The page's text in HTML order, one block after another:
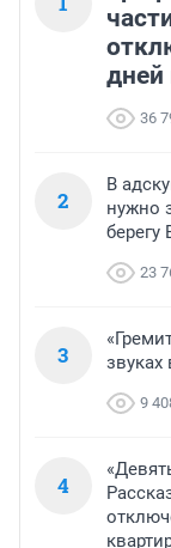
дней
36
2
В
нужно
берегу
23
3
9
4